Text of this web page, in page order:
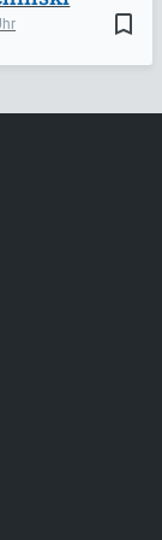
bookmark_border